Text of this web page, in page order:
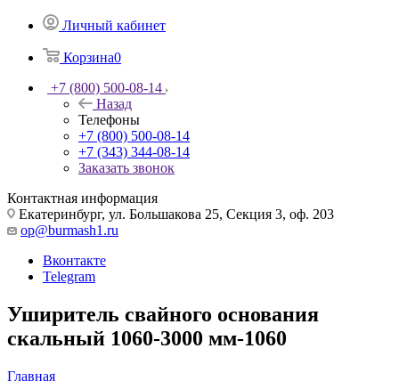
Личный кабинет
Корзина0
+7 (800) 500-08-14
Назад
Телефоны
+7 (800) 500-08-14
+7 (343) 344-08-14
Заказать звонок
Контактная информация
Екатеринбург, ул. Большакова 25, Секция 3, оф. 203
op@burmash1.ru
Вконтакте
Telegram
Уширитель свайного основания
скальный 1060-3000 мм-1060
Главная